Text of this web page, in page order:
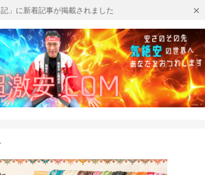
」に新着記事が掲載されました